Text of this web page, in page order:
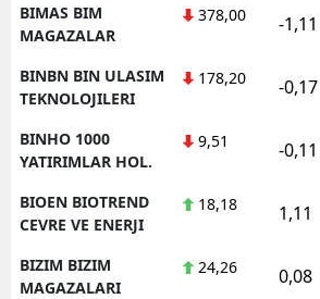
BIMAS BIM
MAGAZALAR
378,00 -1,11
BINBN BIN ULASIM
TEKNOLOJILERI
178,20 -0,17
BINHO 1000
YATIRIMLAR HOL.
9,51 -0,11
BIOEN BIOTREND
CEVRE VE ENERJI
18,18 1,11
BIZIM BIZIM
MAGAZALARI
24,26 0,08